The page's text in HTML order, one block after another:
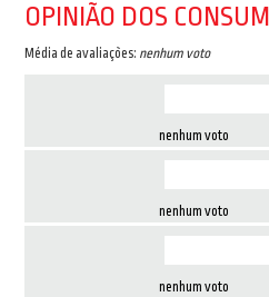
OPINIÃO DOS
Média de avaliações: nenhum voto
nenhum voto
nenhum voto
nenhum voto